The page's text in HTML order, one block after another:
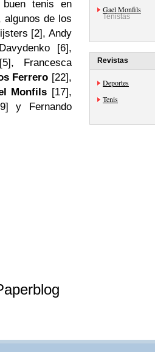
tenis en
algunos de los
[2], Andy
[6],
Francesca
Ferrero [22],
Monfils [17],
y Fernando
Gael Monfils
Tenistas
Revistas
Deportes
Tenis